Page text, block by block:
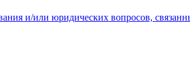
и/или юридических вопросов,